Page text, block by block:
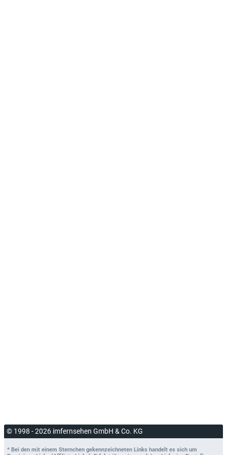
© 1998 - 2026 imfernsehen GmbH & Co. KG
* Bei den mit einem Sternchen gekennzeichneten Links handelt es sich um